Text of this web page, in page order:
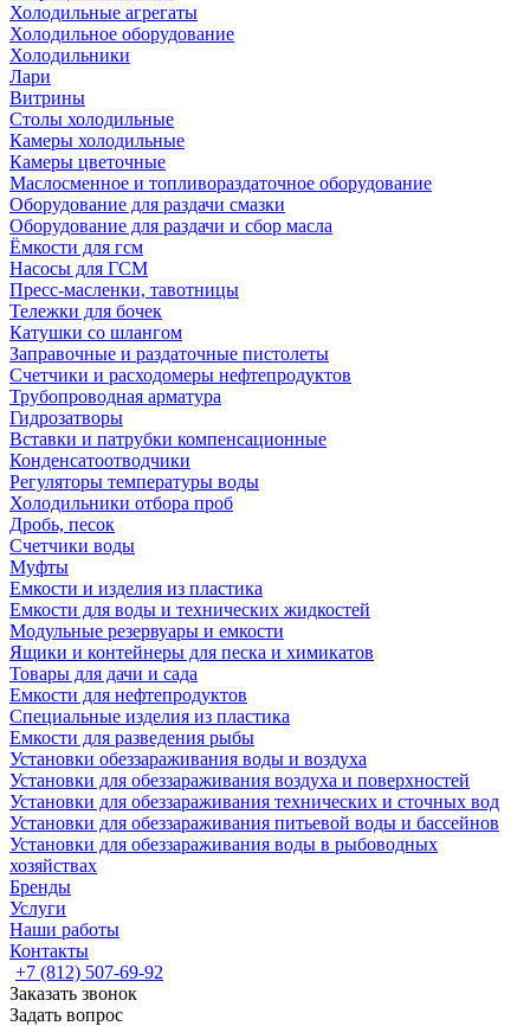
Холодильные агрегаты
Холодильное оборудование
Холодильники
Лари
Витрины
Столы холодильные
Камеры холодильные
Камеры цветочные
Маслосменное и топливораздаточное оборудование
Оборудование для раздачи смазки
Оборудование для раздачи и сбор масла
Ёмкости для гсм
Насосы для ГСМ
Пресс-масленки, тавотницы
Тележки для бочек
Катушки со шлангом
Заправочные и раздаточные пистолеты
Счетчики и расходомеры нефтепродуктов
Трубопроводная арматура
Гидрозатворы
Вставки и патрубки компенсационные
Конденсатоотводчики
Регуляторы температуры воды
Холодильники отбора проб
Дробь, песок
Счетчики воды
Муфты
Емкости и изделия из пластика
Емкости для воды и технических жидкостей
Модульные резервуары и емкости
Ящики и контейнеры для песка и химикатов
Товары для дачи и сада
Емкости для нефтепродуктов
Специальные изделия из пластика
Емкости для разведения рыбы
Установки обеззараживания воды и воздуха
Установки для обеззараживания воздуха и поверхностей
Установки для обеззараживания технических и сточных вод
Установки для обеззараживания питьевой воды и бассейнов
Установки для обеззараживания воды в рыбоводных
хозяйствах
Бренды
Услуги
Наши работы
Контакты
+7 (812) 507-69-92
Заказать звонок
Задать вопрос